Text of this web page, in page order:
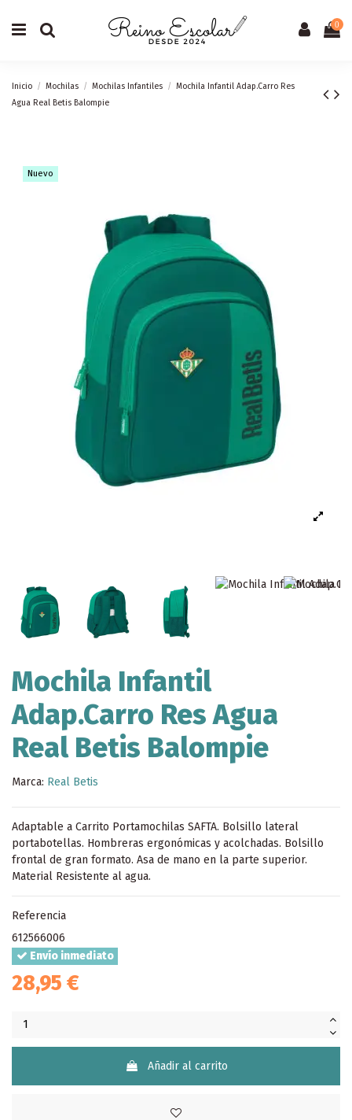
0
Inicio Mochilas Mochilas Infantiles
Mochila Infantil Adap.Carro Res
Agua Real Betis Balompie
Nuevo
Mochila Infantil
Adap.Carro Res Agua
Real Betis Balompie
Marca: Real Betis
Adaptable a Carrito Portamochilas SAFTA. Bolsillo lateral
portabotellas. Hombreras ergonómicas y acolchadas. Bolsillo
frontal de gran formato. Asa de mano en la parte superior.
Material Resistente al agua.
Referencia
612566006
Envío inmediato
28,95 €
Añadir al carrito